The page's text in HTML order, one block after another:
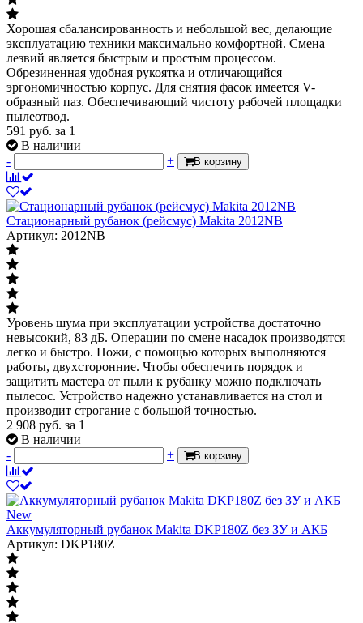
Хорошая сбалансированность и небольшой вес, делающие
эксплуатацию техники максимально комфортной. Смена
лезвий является быстрым и простым процессом.
Обрезиненная удобная рукоятка и отличающийся
эргономичностью корпус. Для снятия фасок имеется V-
образный паз. Обеспечивающий чистоту рабочей площадки
пылеотвод.
591 руб. за 1
В наличии
-
+ В корзину
Стационарный рубанок (рейсмус) Makita 2012NB
Артикул: 2012NB
Уровень шума при эксплуатации устройства достаточно
невысокий, 83 дБ. Операции по смене насадок производятся
легко и быстро. Ножи, с помощью которых выполняются
работы, двухсторонние. Чтобы обеспечить порядок и
защитить мастера от пыли к рубанку можно подключать
пылесос. Устройство надежно устанавливается на стол и
производит строгание с большой точностью.
2 908 руб. за 1
В наличии
-
+ В корзину
New
Аккумуляторный рубанок Makita DKP180Z без ЗУ и АКБ
Артикул: DKP180Z